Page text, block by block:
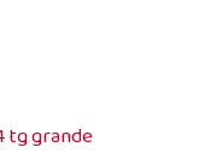
tg grande